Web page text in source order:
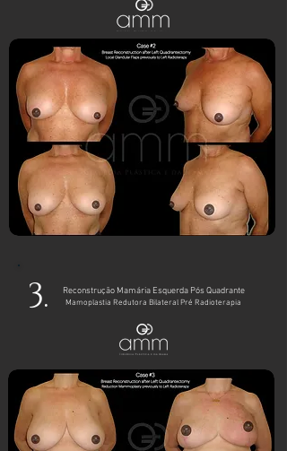
3. Reconstrução Mamária Esquerda Pós Quadrante
Mamoplastia Redutora Bilateral Pré Radioterapia